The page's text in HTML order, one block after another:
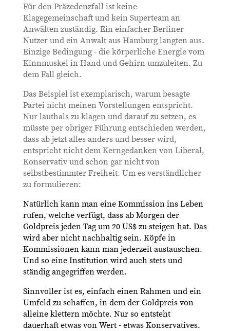
Für den Präzedenzfall ist keine
Klagegemeinschaft und kein Superteam an
Anwälten zuständig. Ein einfacher Berliner
Nutzer und ein Anwalt aus Hamburg langten aus.
Einzige Bedingung - die körperliche Energie vom
Kinnmuskel in Hand und Gehirn umzuleiten. Zu
dem Fall gleich.
Das Beispiel ist exemplarisch, warum besagte
Partei nicht meinen Vorstellungen entspricht.
Nur lauthals zu klagen und darauf zu setzen, es
müsste per obriger Führung entschieden werden,
dass ab jetzt alles anders und besser wird,
entspricht nicht dem Kerngedanken von Liberal,
Konservativ und schon gar nicht von
selbstbestimmter Freiheit. Um es verständlicher
zu formulieren:
Natürlich kann man eine Kommission ins Leben
rufen, welche verfügt, dass ab Morgen der
Goldpreis jeden Tag um 20 US$ zu steigen hat. Das
wird aber nicht nachhaltig sein. Köpfe in
Kommissionen kann man jederzeit austauschen.
Und so eine Institution wird auch stets und
ständig angegriffen werden.
Sinnvoller ist es, einfach einen Rahmen und ein
Umfeld zu schaffen, in dem der Goldpreis von
alleine klettern möchte. Nur so entsteht
dauerhaft etwas von Wert - etwas Konservatives.